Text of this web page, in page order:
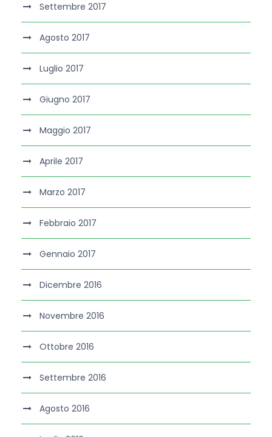
Settembre 2017
Agosto 2017
Luglio 2017
Giugno 2017
Maggio 2017
Aprile 2017
Marzo 2017
Febbraio 2017
Gennaio 2017
Dicembre 2016
Novembre 2016
Ottobre 2016
Settembre 2016
Agosto 2016